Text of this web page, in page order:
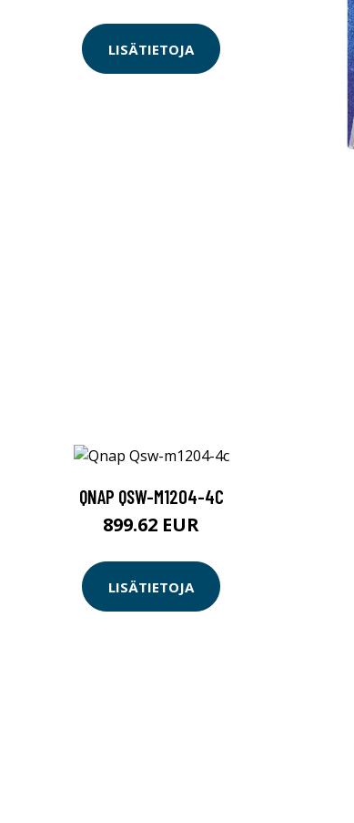
LISÄTIETOJA
QNAP QSW-M1204-4C
899.62 EUR
LISÄTIETOJA